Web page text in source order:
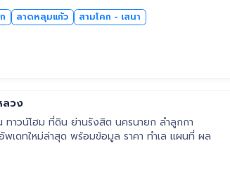
ลาดหลุมแก้ว สามโคก - เสนา
ลวง
ทาวน์โฮม ที่ดิน ย่านรังสิต นครนายก ลำลูกกา